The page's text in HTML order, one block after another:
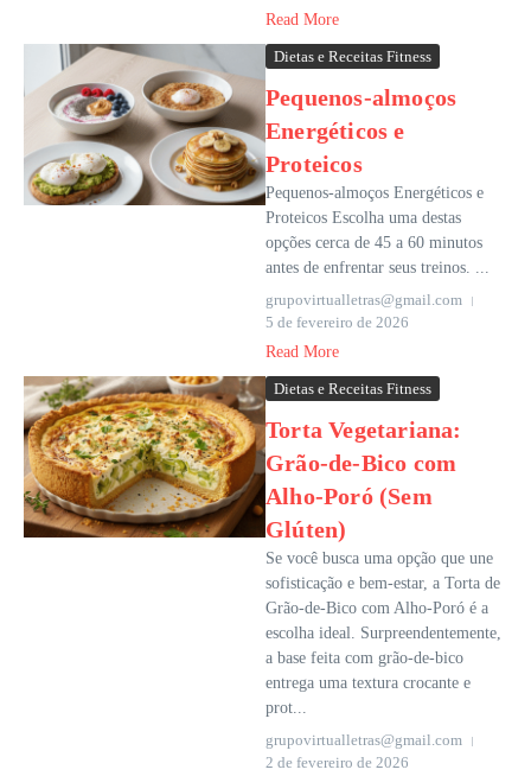
Read More
Dietas e Receitas Fitness
Pequenos-almoços
Energéticos e
Proteicos
Pequenos-almoços Energéticos e
Proteicos Escolha uma destas
opções cerca de 45 a 60 minutos
antes de enfrentar seus treinos. ...
grupovirtualletras@gmail.com
5 de fevereiro de 2026
Read More
Dietas e Receitas Fitness
Torta Vegetariana:
Grão-de-Bico com
Alho-Poró (Sem
Glúten)
Se você busca uma opção que une
sofisticação e bem-estar, a Torta de
Grão-de-Bico com Alho-Poró é a
escolha ideal. Surpreendentemente,
a base feita com grão-de-bico
entrega uma textura crocante e
prot...
grupovirtualletras@gmail.com
2 de fevereiro de 2026